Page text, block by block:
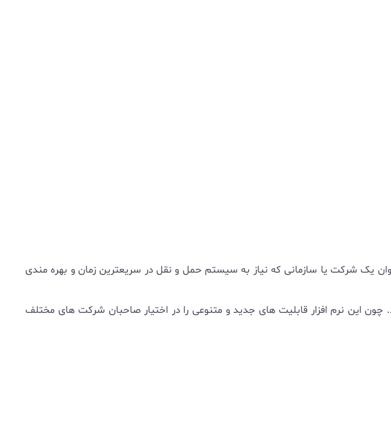
یک شرکت یا سازمانی که نیاز به سیستم حمل و نقل در سریعترین زمان و بهره مندی
این نرم افزار قابلیت های جدید و متنوعی را در اختیار صاحبان شرکت های مختلف